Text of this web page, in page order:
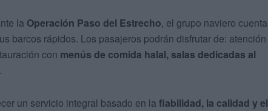
la Operación Paso del Estrecho, el grupo naviero cuenta
barcos rápidos. Los pasajeros podrán disfrutar de: atención
con menús de comida halal, salas dedicadas al
un servicio integral basado en la fiabilidad, la calidad y el